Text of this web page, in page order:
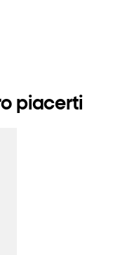
piacerti